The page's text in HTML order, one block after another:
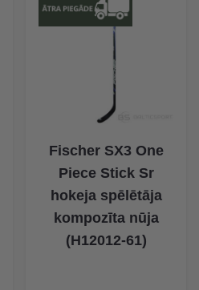
Fischer SX3 One
Piece Stick Sr
hokeja spēlētāja
kompozīta nūja
(H12012-61)